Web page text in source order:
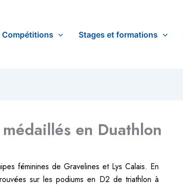
Compétitions Stages et formations
en Duathlon
féminines de Gravelines et Lys Calais. En
sur les podiums en D2 de triathlon à